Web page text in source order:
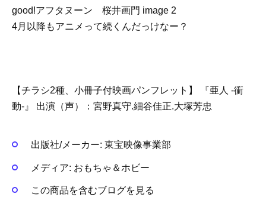
4月以降もアニメって続くんだっけなー？
【チラシ2種、小冊子付映画パンフレット】 『亜人 -衝
動-』 出演（声）：宮野真守.細谷佳正.大塚芳忠
出版社/メーカー: 東宝映像事業部
メディア: おもちゃ＆ホビー
この商品を含むブログを見る